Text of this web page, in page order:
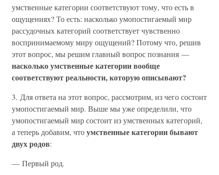
умственные категории соответствуют тому, что есть в
ощущениях? То есть: насколько умопостигаемый мир
рассудочных категорий соответствует чувственно
воспринимаемому миру ощущений? Потому что, решив
этот вопрос, мы решим главный вопрос познания —
насколько умственные категории вообще
соответствуют реальности, которую описывают?
3. Для ответа на этот вопрос, рассмотрим, из чего состоит
умопостигаемый мир. Выше мы уже определили, что
умопостигаемый мир состоит из умственных категорий,
а теперь добавим, чтоумственные категории бывают
двух родов:
— Первый род.